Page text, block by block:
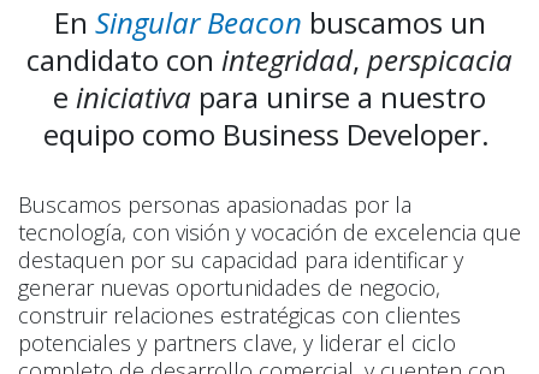
En Singular Beacon buscamos un
candidato con integridad, perspicacia
e iniciativa para unirse a nuestro
equipo como Business Developer.
Buscamos personas apasionadas por la
tecnología, con visión y vocación de excelencia que
destaquen por su capacidad para identificar y
generar nuevas oportunidades de negocio,
construir relaciones estratégicas con clientes
potenciales y partners clave, y liderar el ciclo